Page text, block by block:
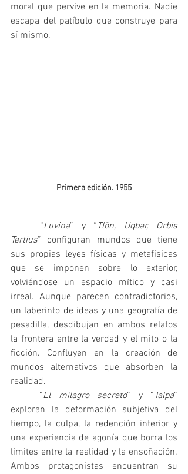
moral que pervive en la memoria. Nadie
escapa del patíbulo que construye para
sí mismo.
Primera edición. 1955
	“
Luvina” y “ Tlön, Uqbar, Orbis
Tertius” configuran mundos que tiene
sus propias leyes físicas y metafísicas
que se imponen sobre lo exterior,
volviéndose un espacio mítico y casi
irreal. Aunque parecen contradictorios,
un laberinto de ideas y una geografía de
pesadilla, desdibujan en ambos relatos
la frontera entre la verdad y el mito o la
ficción. Confluyen en la creación de
mundos alternativos que absorben la
realidad.
	“
El milagro secreto” y “ Talpa”
exploran la deformación subjetiva del
tiempo, la culpa, la redención interior y
una experiencia de agonía que borra los
límites entre la realidad y la ensoñación.
Ambos protagonistas encuentran su